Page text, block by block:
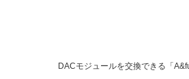
DACモジュールを交換できる「